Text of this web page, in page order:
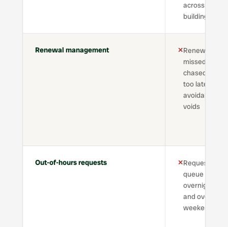
across
buildings
Renewal management ✕Renewals
missed or
chased
too late,
avoidable
voids
Out-of-hours requests ✕Requests
queue
overnight
and over
weekends